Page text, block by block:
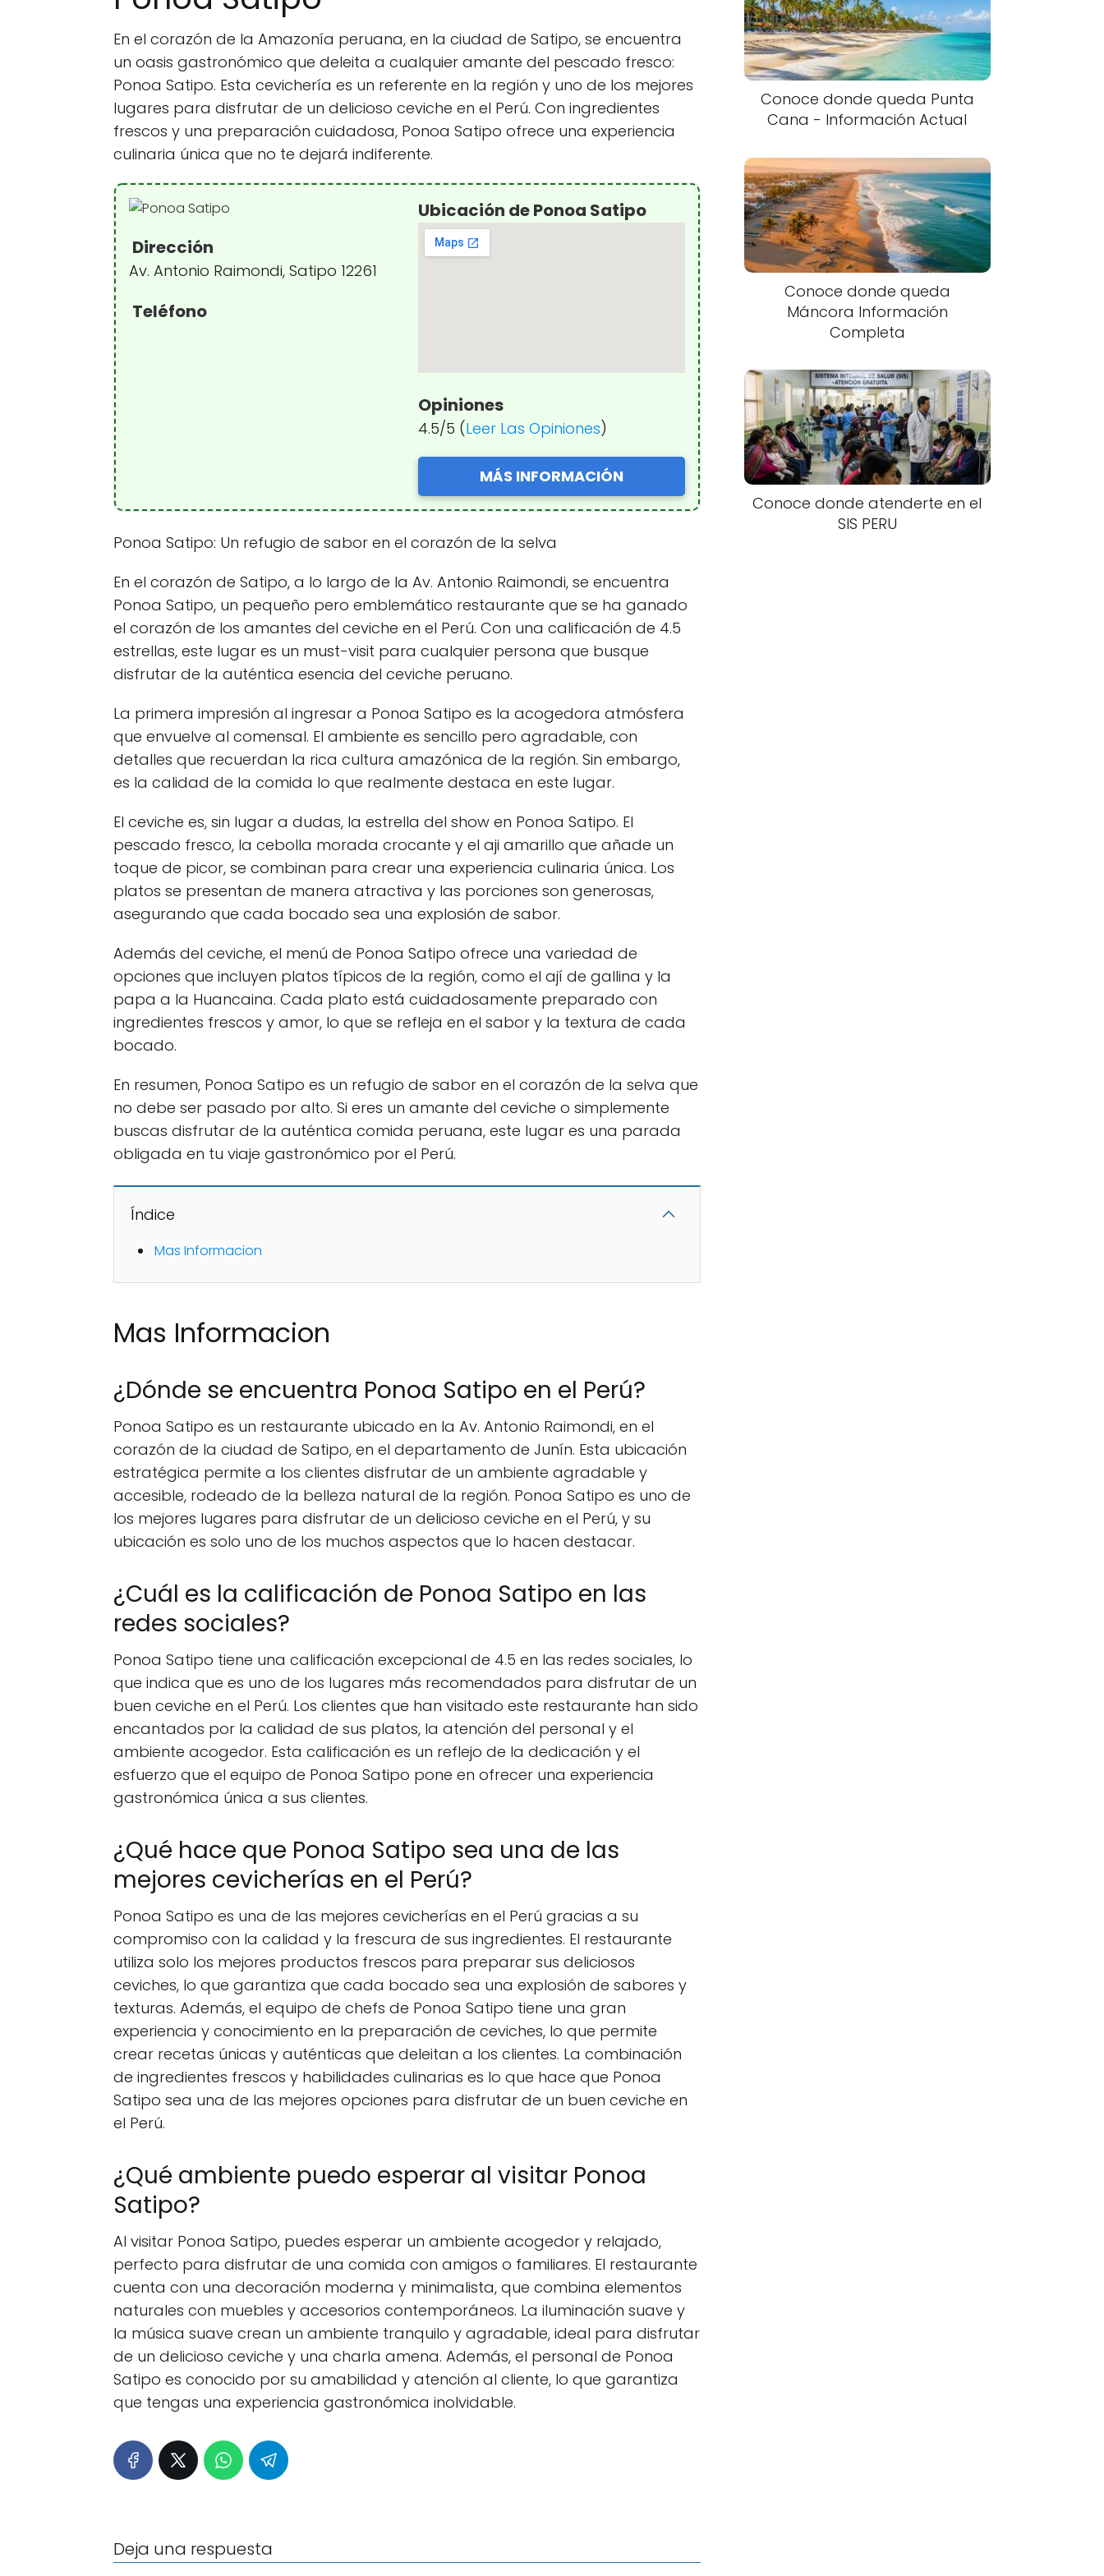
En el corazón de la Amazonía peruana, en la ciudad de Satipo, se encuentra
un oasis gastronómico que deleita a cualquier amante del pescado fresco:
Ponoa Satipo. Esta cevichería es un referente en la región y uno de los mejores
lugares para disfrutar de un delicioso ceviche en el Perú. Con ingredientes
frescos y una preparación cuidadosa, Ponoa Satipo ofrece una experiencia
culinaria única que no te dejará indiferente.
Dirección
Av. Antonio Raimondi, Satipo 12261
Teléfono
Ubicación de Ponoa Satipo
Opiniones
4.5/5 (Leer Las Opiniones)
MÁS INFORMACIÓN
Ponoa Satipo: Un refugio de sabor en el corazón de la selva
En el corazón de Satipo, a lo largo de la Av. Antonio Raimondi, se encuentra
Ponoa Satipo, un pequeño pero emblemático restaurante que se ha ganado
el corazón de los amantes del ceviche en el Perú. Con una calificación de 4.5
estrellas, este lugar es un must-visit para cualquier persona que busque
disfrutar de la auténtica esencia del ceviche peruano.
La primera impresión al ingresar a Ponoa Satipo es la acogedora atmósfera
que envuelve al comensal. El ambiente es sencillo pero agradable, con
detalles que recuerdan la rica cultura amazónica de la región. Sin embargo,
es la calidad de la comida lo que realmente destaca en este lugar.
El ceviche es, sin lugar a dudas, la estrella del show en Ponoa Satipo. El
pescado fresco, la cebolla morada crocante y el aji amarillo que añade un
toque de picor, se combinan para crear una experiencia culinaria única. Los
platos se presentan de manera atractiva y las porciones son generosas,
asegurando que cada bocado sea una explosión de sabor.
Además del ceviche, el menú de Ponoa Satipo ofrece una variedad de
opciones que incluyen platos típicos de la región, como el ají de gallina y la
papa a la Huancaina. Cada plato está cuidadosamente preparado con
ingredientes frescos y amor, lo que se refleja en el sabor y la textura de cada
bocado.
En resumen, Ponoa Satipo es un refugio de sabor en el corazón de la selva que
no debe ser pasado por alto. Si eres un amante del ceviche o simplemente
buscas disfrutar de la auténtica comida peruana, este lugar es una parada
obligada en tu viaje gastronómico por el Perú.
Índice
Mas Informacion
Mas Informacion
¿Dónde se encuentra Ponoa Satipo en el Perú?
Ponoa Satipo es un restaurante ubicado en la Av. Antonio Raimondi, en el
corazón de la ciudad de Satipo, en el departamento de Junín. Esta ubicación
estratégica permite a los clientes disfrutar de un ambiente agradable y
accesible, rodeado de la belleza natural de la región. Ponoa Satipo es uno de
los mejores lugares para disfrutar de un delicioso ceviche en el Perú, y su
ubicación es solo uno de los muchos aspectos que lo hacen destacar.
¿Cuál es la calificación de Ponoa Satipo en las
redes sociales?
Ponoa Satipo tiene una calificación excepcional de 4.5 en las redes sociales, lo
que indica que es uno de los lugares más recomendados para disfrutar de un
buen ceviche en el Perú. Los clientes que han visitado este restaurante han sido
encantados por la calidad de sus platos, la atención del personal y el
ambiente acogedor. Esta calificación es un reflejo de la dedicación y el
esfuerzo que el equipo de Ponoa Satipo pone en ofrecer una experiencia
gastronómica única a sus clientes.
¿Qué hace que Ponoa Satipo sea una de las
mejores cevicherías en el Perú?
Ponoa Satipo es una de las mejores cevicherías en el Perú gracias a su
compromiso con la calidad y la frescura de sus ingredientes. El restaurante
utiliza solo los mejores productos frescos para preparar sus deliciosos
ceviches, lo que garantiza que cada bocado sea una explosión de sabores y
texturas. Además, el equipo de chefs de Ponoa Satipo tiene una gran
experiencia y conocimiento en la preparación de ceviches, lo que permite
crear recetas únicas y auténticas que deleitan a los clientes. La combinación
de ingredientes frescos y habilidades culinarias es lo que hace que Ponoa
Satipo sea una de las mejores opciones para disfrutar de un buen ceviche en
el Perú.
¿Qué ambiente puedo esperar al visitar Ponoa
Satipo?
Al visitar Ponoa Satipo, puedes esperar un ambiente acogedor y relajado,
perfecto para disfrutar de una comida con amigos o familiares. El restaurante
cuenta con una decoración moderna y minimalista, que combina elementos
naturales con muebles y accesorios contemporáneos. La iluminación suave y
la música suave crean un ambiente tranquilo y agradable, ideal para disfrutar
de un delicioso ceviche y una charla amena. Además, el personal de Ponoa
Satipo es conocido por su amabilidad y atención al cliente, lo que garantiza
que tengas una experiencia gastronómica inolvidable.
Deja una respuesta
Conoce donde queda Punta
Cana - Información Actual
Conoce donde queda
Máncora Información
Completa
Conoce donde atenderte en el
SIS PERU